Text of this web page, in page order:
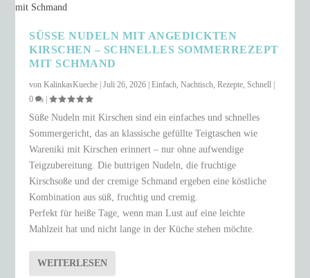
SÜSSE NUDELN MIT ANGEDICKTEN K
IRSCHEN – SCHNELLES SOMMERREZEPT M
IT SCHMAND
vonKalinkasKueche |Juli 26, 2026 |Einfach,Nachtisch,Rezepte,Schnell
0
|
Süße Nudeln mit Kirschen sind ein einfaches und schnelles
Sommergericht, das an klassische gefüllte Teigtaschen wie
Wareniki mit Kirschen erinnert – nur ohne aufwendige
Teigzubereitung. Die buttrigen Nudeln, die fruchtige
Kirschsoße und der cremige Schmand ergeben eine köstliche
Kombination aus süß, fruchtig und cremig.
Perfekt für heiße Tage, wenn man Lust auf eine leichte
Mahlzeit hat und nicht lange in der Küche stehen möchte.
WEITERLESEN